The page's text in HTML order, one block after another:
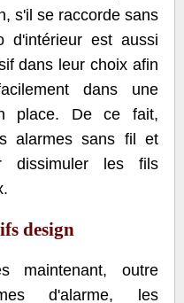
s'il se raccorde sans
d'intérieur est aussi
dans leur choix afin
dans une
place. De ce fait,
alarmes sans fil et
dissimuler les fils
design
maintenant, outre
d'alarme, les